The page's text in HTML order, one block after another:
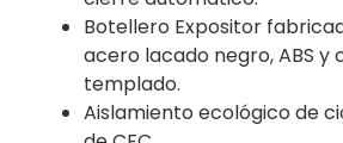
Botellero Expositor
acero lacado negro, ABS y
templado.
Aislamiento ecológico de